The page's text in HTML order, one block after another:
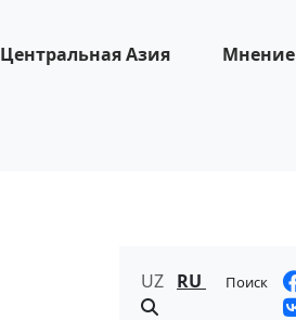
Центральная Азия Мнение
UZ RU Поиск